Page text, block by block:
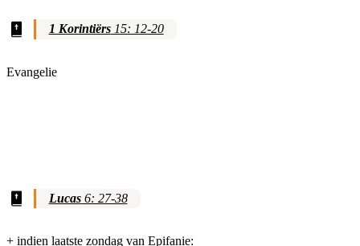
1 Korintiërs15: 12-20
Evangelie
Lucas6: 27-38
+ indien laatste zondag van Epifanie: